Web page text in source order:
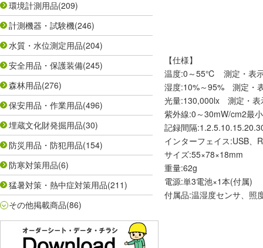
環境計測用品(209)
計測機器・試験機(246)
水質・水位測定用品(204)
安全用品・保護装備(245)
森林用品(276)
保安用品・作業用品(496)
埋蔵文化財発掘用品(30)
防災用品・防犯用品(154)
防寒対策用品(6)
猛暑対策・熱中症対策用品(211)
その他掲載商品(86)
【仕様】
温度:0～55℃ 測定・表
湿度:10%～95% 測定・
光量:130,000lx 測定・表
紫外線:0～30mW/cm2最
記録間隔
インターフェイス:USB、
サイズ:55×78×18mm
重量:62g
電源:単3電池×1本(付属)
付属品:温湿度センサ、